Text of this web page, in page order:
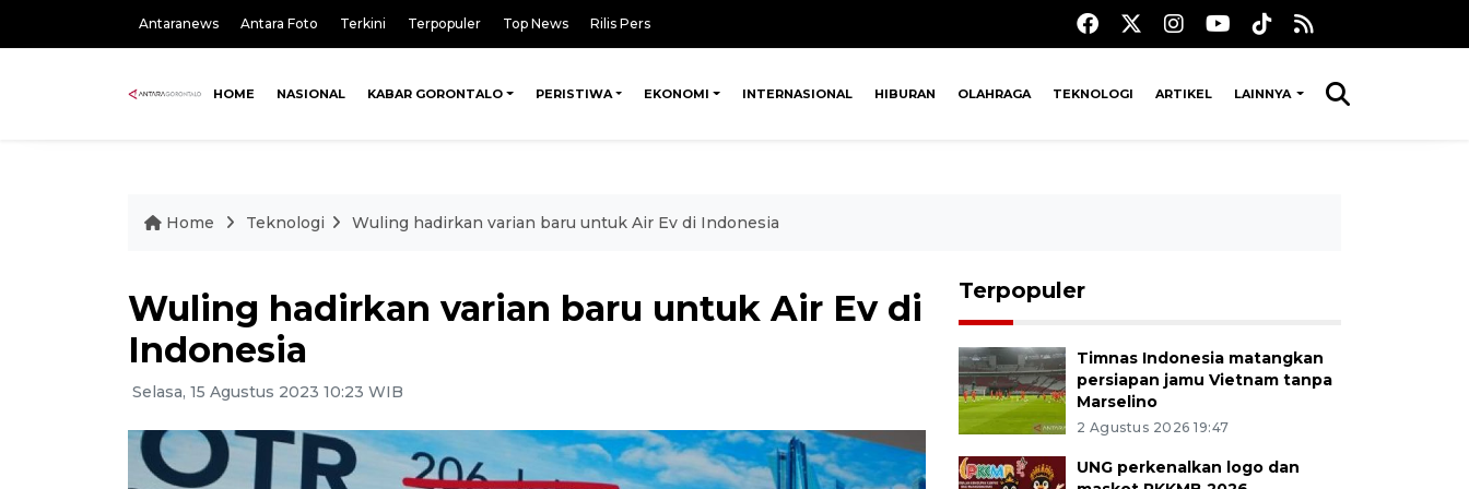
Antaranews Antara Foto Terkini Terpopuler Top News Rilis Pers
HOME NASIONAL KABAR GORONTALO PERISTIWA EKONOMI INTERNASIONAL HIBURAN OLAHRAGA TEKNOLOGI ARTIKEL LAINNYA
Home Teknologi Wuling hadirkan varian baru untuk Air Ev di Indonesia
Wuling hadirkan varian baru untuk Air Ev di
Indonesia
Selasa, 15 Agustus 2023 10:23 WIB
Terpopuler
Timnas Indonesia matangkan
persiapan jamu Vietnam tanpa
Marselino
2 Agustus 2026 19:47
UNG perkenalkan logo dan